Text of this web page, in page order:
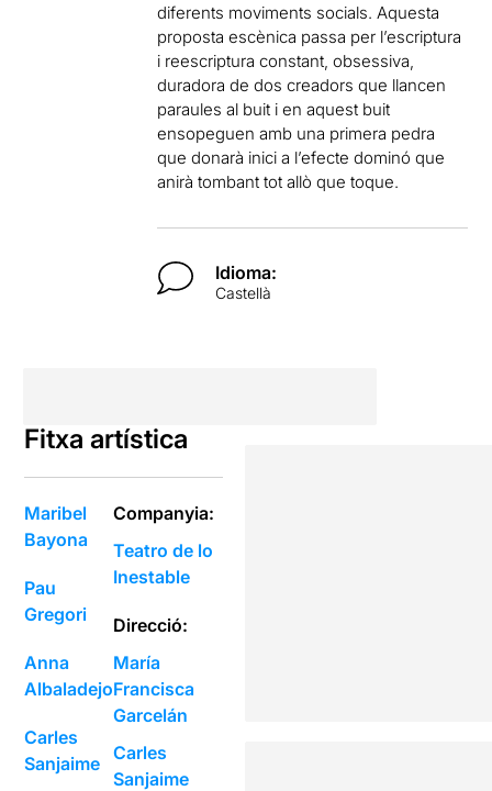
diferents moviments socials. Aquesta
proposta escènica passa per l’escriptura
i reescriptura constant, obsessiva,
duradora de dos creadors que llancen
paraules al buit i en aquest buit
ensopeguen amb una primera pedra
que donarà inici a l’efecte dominó que
anirà tombant tot allò que toque.
Idioma:
Castellà
Fitxa artística
Maribel
Bayona
Pau
Gregori
Anna
Albaladejo
Carles
Sanjaime
Companyia:
Teatro de lo
Inestable
Direcció:
María
Francisca
Garcelán
Carles
Sanjaime